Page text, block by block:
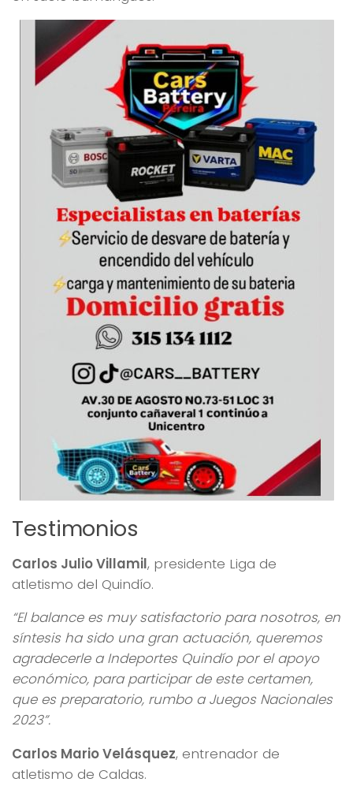
Testimonios
Carlos Julio Villamil, presidente Liga de
atletismo del Quindío.
“El balance es muy satisfactorio para nosotros, en
síntesis ha sido una gran actuación, queremos
agradecerle a Indeportes Quindío por el apoyo
económico, para participar de este certamen,
que es preparatorio, rumbo a Juegos Nacionales
2023”.
Carlos Mario Velásquez, entrenador de
atletismo de Caldas.